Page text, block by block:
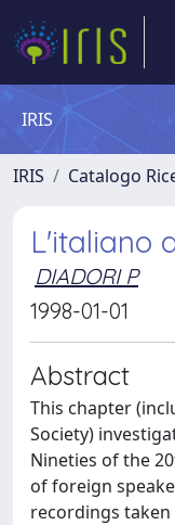
IRIS
IRIS Catalogo
L'italiano
DIADORI P
1998-01-01
Abstract
This chapter
Society)
Nineties of the
of foreign
recordings taken